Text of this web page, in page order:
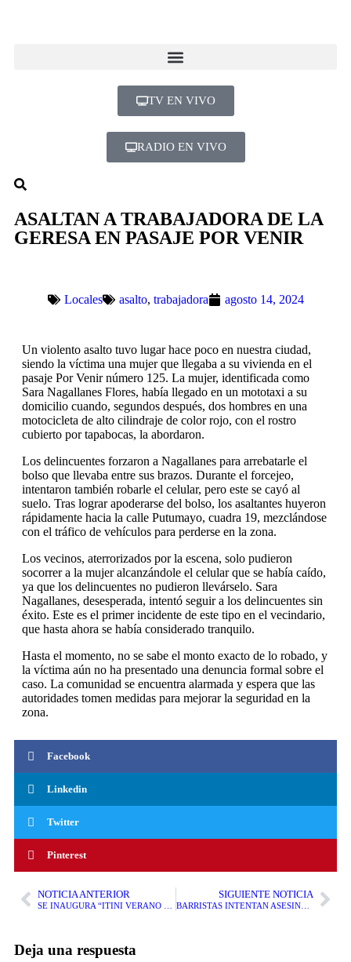
TV EN VIVO
RADIO EN VIVO
ASALTAN A TRABAJADORA DE LA
GERESA EN PASAJE POR VENIR
Locales asalto, trabajadora agosto 14, 2024
Un violento asalto tuvo lugar hace poco en nuestra ciudad,
siendo la víctima una mujer que llegaba a su vivienda en el
pasaje Por Venir número 125. La mujer, identificada como
Sara Nagallanes Flores, había llegado en un mototaxi a su
domicilio cuando, segundos después, dos hombres en una
motocicleta de alto cilindraje de color rojo, con el rostro
cubierto por tapabocas, la abordaron.
Los delincuentes forzaron a Nagallanes para arrebatarle el
bolso que llevaba entre sus brazos. Durante el forcejeo,
intentaron también robarle el celular, pero este se cayó al
suelo. Tras lograr apoderarse del bolso, los asaltantes huyeron
rápidamente hacia la calle Putumayo, cuadra 19, mezclándose
con el tráfico de vehículos para perderse en la zona.
Los vecinos, aterrorizados por la escena, solo pudieron
socorrer a la mujer alcanzándole el celular que se había caído,
ya que los delincuentes no pudieron llevárselo. Sara
Nagallanes, desesperada, intentó seguir a los delincuentes sin
éxito. Este es el primer incidente de este tipo en el vecindario,
que hasta ahora se había considerado tranquilo.
Hasta el momento, no se sabe el monto exacto de lo robado, y
la víctima aún no ha presentado una denuncia formal sobre el
caso. La comunidad se encuentra alarmada y espera que las
autoridades tomen medidas para mejorar la seguridad en la
zona.
Facebook
Linkedin
Twitter
Pinterest
NOTICIA ANTERIOR SIGUIENTE NOTICIA
BARRISTAS INTENTAN ASESINAR A RIVAL EN EL AEROPUERTO INTERNACIONAL FRANCISCO SEADA VIGNETA
Deja una respuesta